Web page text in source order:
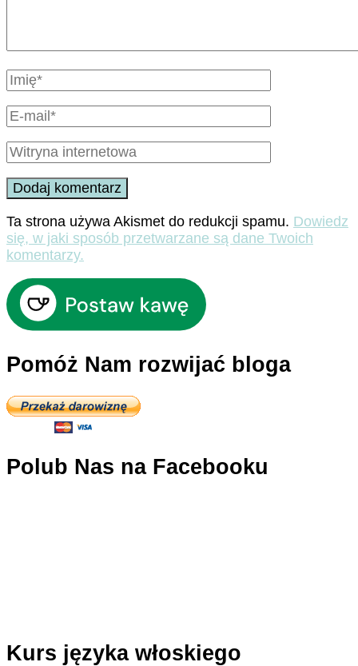
Ta strona używa Akismet do redukcji spamu. Dowiedz
się, w jaki sposób przetwarzane są dane Twoich
komentarzy.
Pomóż Nam rozwijać bloga
Polub Nas na Facebooku
Kurs języka włoskiego